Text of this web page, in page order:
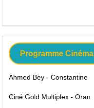
Programme Cinéma
Ahmed Bey - Constantine
Ciné Gold Multiplex - Oran